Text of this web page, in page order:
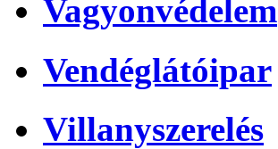
Vagyonvédelem
Vendéglátóipar
Villanyszerelés